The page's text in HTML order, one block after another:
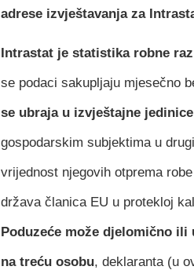
adrese izvještavanja za
Intrastat je statistika robne
se podaci sakupljaju mjesečno
se ubraja u izvještajne jedinice
gospodarskim subjektima u
vrijednost njegovih otprema
država članica EU u protekloj
Poduzeće može djelomično
na treću osobu, deklaranta (u